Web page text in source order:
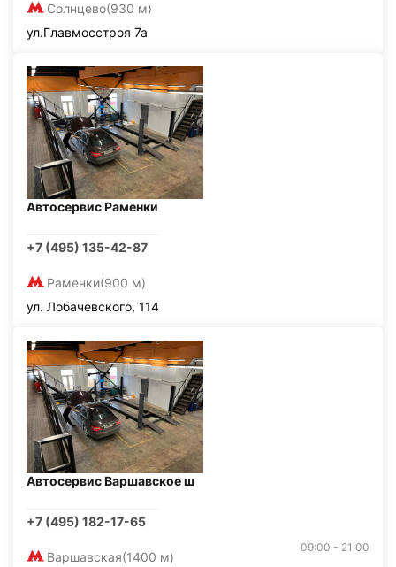
Солнцево(930 м)
ул.Главмосстроя 7а
Автосервис Раменки
+7 (495) 135-42-87
Раменки(900 м)
ул. Лобачевского, 114
Автосервис Варшавское ш
+7 (495) 182-17-65
Варшавская(1400 м)
09:00 - 21:00